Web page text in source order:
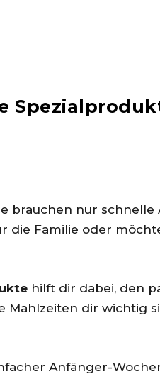
brauchen nur
die Familie oder
hilft dir dabei, den
Mahlzeiten dir wichtig
Anfänger-